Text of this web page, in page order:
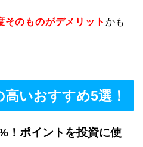
そのものがデメリット かも
いおすすめ5選！
！ポイントを投資に使